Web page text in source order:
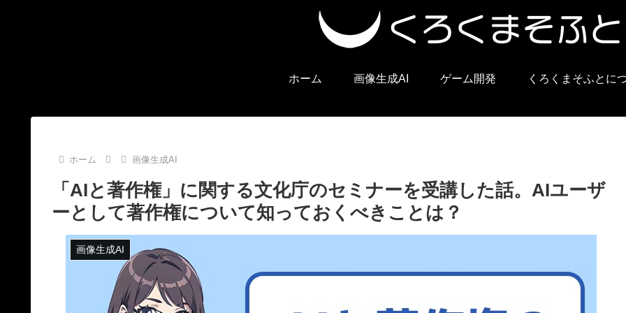
ホーム 画像生成AI ゲーム開発 くろくまそふとに
ホーム 画像生成AI
「AIと著作権」に関する文化庁のセミナーを受講した話。AIユーザ
ーとして著作権について知っておくべきことは？
画像生成AI